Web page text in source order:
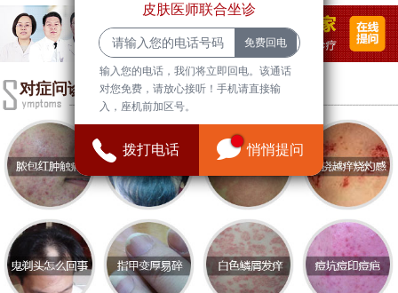
院。
首先，济南的医疗水平在全国范围内名列前茅。众
多优秀的医务工作者和先进的医疗设备使得患者在
寻求皮肤科相关治疗时能够享受到优质的医疗服
务。历城区皮肤专科医院的医生大多具有丰富的临
床经验，并致力于不断更新专业知识，跟上皮肤病
治疗的新进展。
除了专业的医疗团队，了解一些健康常识也是预防
和治疗皮肤病的重要一环。皮肤病种类繁多，从湿
疹、牛皮癣到痤疮等，每种疾病都有其独特的病因
和治疗方法。保持良好的生活习惯是防治皮肤病的
对症问诊
皮肤医师联合坐诊
输入您的电话，我们将立即回电。该通话
对您免费，请放心接听！手机请直接输
入，座机前加区号。
拨打电话 悄悄提问